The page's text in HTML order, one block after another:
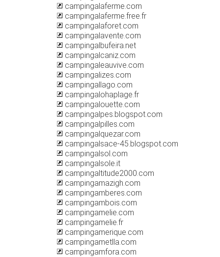
campingalaferme.com
campingalaferme.free.fr
campingalaforet.com
campingalavente.com
campingalbufeira.net
campingalcaniz.com
campingaleauvive.com
campingalizes.com
campingallago.com
campingalohaplage.fr
campingalouette.com
campingalpes.blogspot.com
campingalpilles.com
campingalquezar.com
campingalsace-45.blogspot.com
campingalsol.com
campingalsole.it
campingaltitude2000.com
campingamazigh.com
campingamberes.com
campingambois.com
campingamelie.com
campingamelie.fr
campingamerique.com
campingametlla.com
campingamfora.com